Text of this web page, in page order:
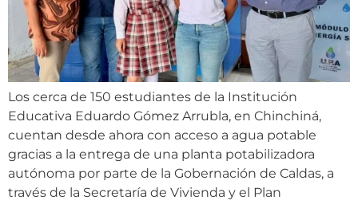
Los cerca de 150 estudiantes de la Institución
Educativa Eduardo Gómez Arrubla, en Chinchiná,
cuentan desde ahora con acceso a agua potable
gracias a la entrega de una planta potabilizadora
autónoma por parte de la Gobernación de Caldas, a
través de la Secretaría de Vivienda y el Plan